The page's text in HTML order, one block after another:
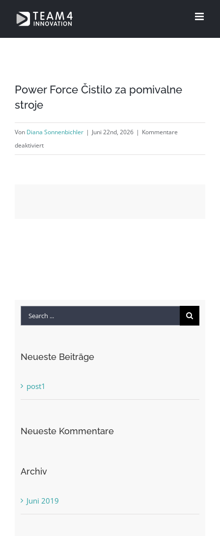
Inhalt
Power Force Čistilo za pomivalne
stroje
Von Diana Sonnenbichler | Juni 22nd, 2026 | Kommentare
deaktiviertfür
Search
Neueste Beiträge
post1
Neueste Kommentare
Archiv
Juni 2019